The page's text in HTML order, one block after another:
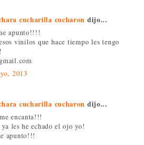
cucharilla cucharon dijo...
apunto!!!!
vinilos que hace tiempo les tengo
2013
cucharilla cucharon dijo...
encanta!!!
les he echado el ojo yo!
apunto!!!